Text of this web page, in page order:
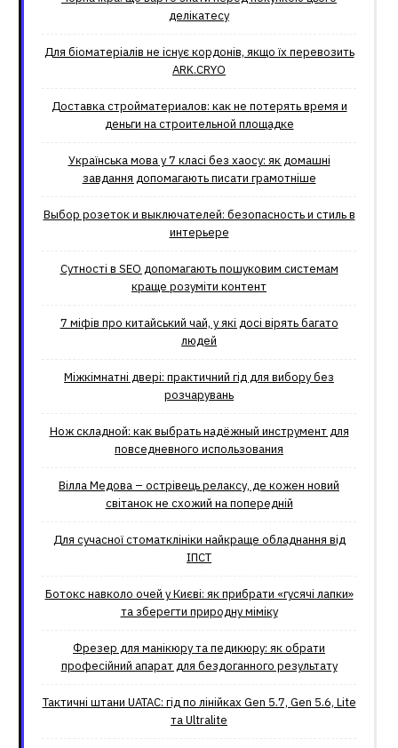
делікатесу
Для біоматеріалів не існує кордонів, якщо їх перевозить
ARK.CRYO
Доставка стройматериалов: как не потерять время и
деньги на строительной площадке
Українська мова у 7 класі без хаосу: як домашні
завдання допомагають писати грамотніше
Выбор розеток и выключателей: безопасность и стиль в
интерьере
Сутності в SEO допомагають пошуковим системам
краще розуміти контент
7 міфів про китайський чай, у які досі вірять багато
людей
Міжкімнатні двері: практичний гід для вибору без
розчарувань
Нож складной: как выбрать надёжный инструмент для
повседневного использования
Вілла Медова – острівець релаксу, де кожен новий
світанок не схожий на попередній
Для сучасної стоматклініки найкраще обладнання від
ІПСТ
Ботокс навколо очей у Києві: як прибрати «гусячі лапки»
та зберегти природну міміку
Фрезер для манікюру та педикюру: як обрати
професійний апарат для бездоганного результату
Тактичні штани UATAC: гід по лінійках Gen 5.7, Gen 5.6, Lite
та Ultralite